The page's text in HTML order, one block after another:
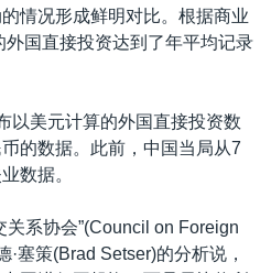
情况形成鲜明对比。根据商业
国直接投资达到了年平均记录
以美元计算的外国直接投资数
的数据。此前，中国当局从7
数据。
系协会”(Council on Foreign
塞策(Brad Setser)的分析说，